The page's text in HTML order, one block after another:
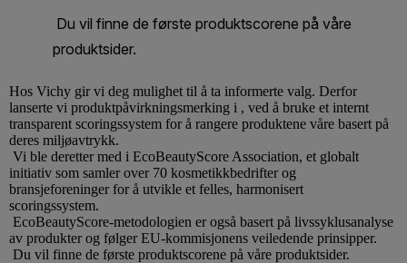
Hos Vichy gir vi deg mulighet til å ta informerte valg. Derfor
lanserte vi produktpåvirkningsmerking i , ved å bruke et internt
transparent scoringssystem for å rangere produktene våre basert på
deres miljøavtrykk.
Vi ble deretter med i EcoBeautyScore Association, et globalt
initiativ som samler over 70 kosmetikkbedrifter og
bransjeforeninger for å utvikle et felles, harmonisert
scoringssystem.
EcoBeautyScore-metodologien er også basert på livssyklusanalyse
av produkter og følger EU-kommisjonens veiledende prinsipper.
Du vil finne de første produktscorene på våre produktsider.